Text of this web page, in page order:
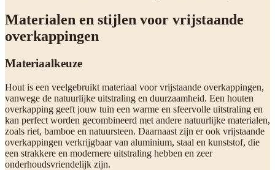
Materialen en stijlen voor vrijstaande
overkappingen
Materiaalkeuze
Hout is een veelgebruikt materiaal voor vrijstaande overkappingen,
vanwege de natuurlijke uitstraling en duurzaamheid. Een houten
overkapping geeft jouw tuin een warme en sfeervolle uitstraling en
kan perfect worden gecombineerd met andere natuurlijke materialen,
zoals riet, bamboe en natuursteen. Daarnaast zijn er ook vrijstaande
overkappingen verkrijgbaar van aluminium, staal en kunststof, die
een strakkere en modernere uitstraling hebben en zeer
onderhoudsvriendelijk zijn.